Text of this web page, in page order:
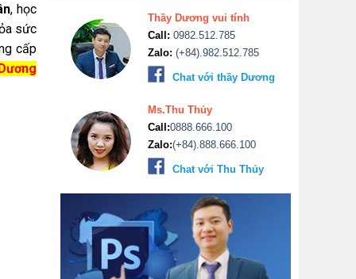
, học
sức
cấp
Thầy Dương vui tính
Call: 0982.512.785
Zalo: (+84).982.512.785
Chat với thầy Dương
Ms.Thu Thủy
Call:0888.666.100
Zalo:(+84).888.666.100
Chat với Thu Thủy